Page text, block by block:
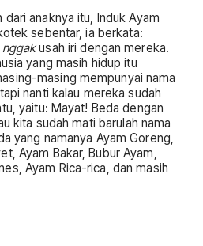
anaknya itu, Induk Ayam
sebentar, ia berkata:
nggakusah iri dengan mereka.
yang masih hidup itu
masing mempunyai nama
nanti kalau mereka sudah
yaitu: Mayat! Beda dengan
kita sudah mati barulah nama
yang namanya Ayam Goreng,
Ayam Bakar, Bubur Ayam,
Ayam Rica-rica, dan masih